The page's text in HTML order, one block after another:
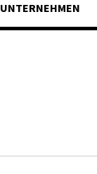
UNTERNEHMEN